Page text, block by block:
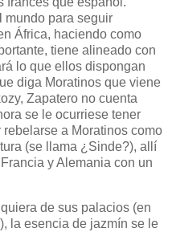
mundo para seguir
África, haciendo como
tiene alineado con
lo que ellos dispongan
diga Moratinos que viene
Zapatero no cuenta
se le ocurriese tener
a Moratinos como
(se llama ¿Sinde?), allí
y Alemania con un
de sus palacios (en
la esencia de jazmín se le